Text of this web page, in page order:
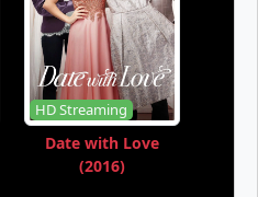
HD Streaming
Date with Love
(2016)